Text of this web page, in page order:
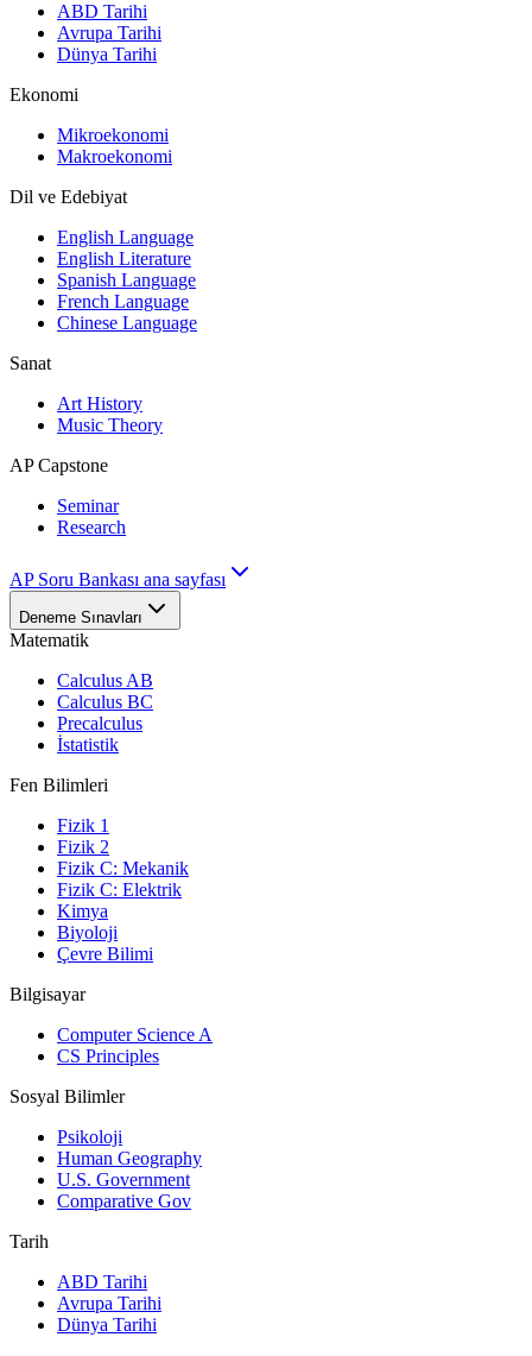
ABD Tarihi
Avrupa Tarihi
Dünya Tarihi
Ekonomi
Mikroekonomi
Makroekonomi
Dil ve Edebiyat
English Language
English Literature
Spanish Language
French Language
Chinese Language
Sanat
Art History
Music Theory
AP Capstone
Seminar
Research
AP Soru Bankası ana sayfası
Deneme Sınavları
Matematik
Calculus AB
Calculus BC
Precalculus
İstatistik
Fen Bilimleri
Fizik 1
Fizik 2
Fizik C: Mekanik
Fizik C: Elektrik
Kimya
Biyoloji
Çevre Bilimi
Bilgisayar
Computer Science A
CS Principles
Sosyal Bilimler
Psikoloji
Human Geography
U.S. Government
Comparative Gov
Tarih
ABD Tarihi
Avrupa Tarihi
Dünya Tarihi